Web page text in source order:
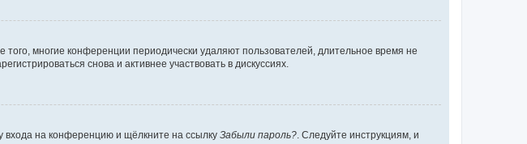
многие конференции периодически удаляют пользователей, длительное время не
снова и активнее участвовать в дискуссиях.
входа на конференцию и щёлкните на ссылку Забыли пароль? . Следуйте инструкциям, и